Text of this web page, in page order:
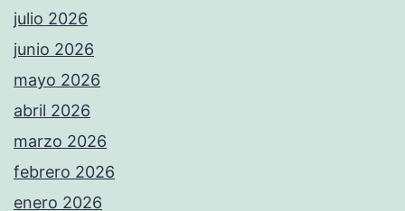
julio 2026
junio 2026
mayo 2026
abril 2026
marzo 2026
febrero 2026
enero 2026